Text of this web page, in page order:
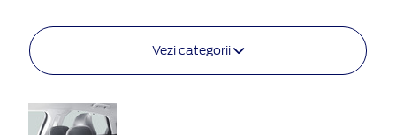
Vezi categorii